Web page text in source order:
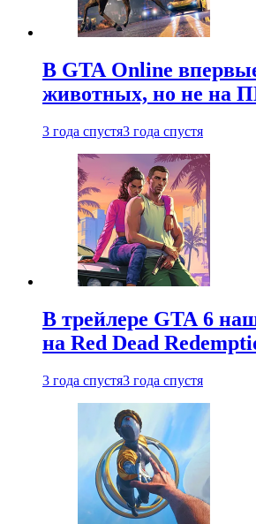
В GTA Online
животных, но не на
3 года спустя3 года спустя
В трейлере GTA 6
на Red Dead
3 года спустя3 года спустя